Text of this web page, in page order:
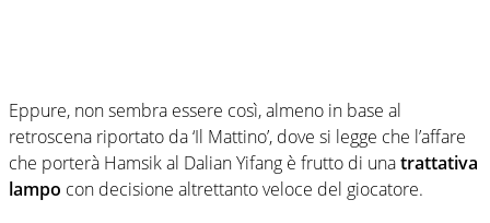
Eppure, non sembra essere così, almeno in base al
retroscena riportato da ‘Il Mattino’, dove si legge che l’affare
che porterà Hamsik al Dalian Yifang è frutto di unatrattativa
lampo con decisione altrettanto veloce del giocatore.